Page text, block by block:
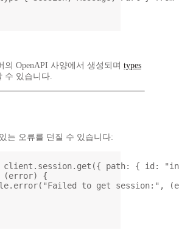
의 OpenAPI 사양에서 생성되며 types
수 있습니다.
는 오류를 던질 수 있습니다:
client.session. get ({ path: { id:
(error) {
error( "Failed to get session:" ,